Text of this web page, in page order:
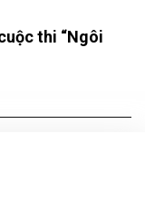
thi “Ngôi